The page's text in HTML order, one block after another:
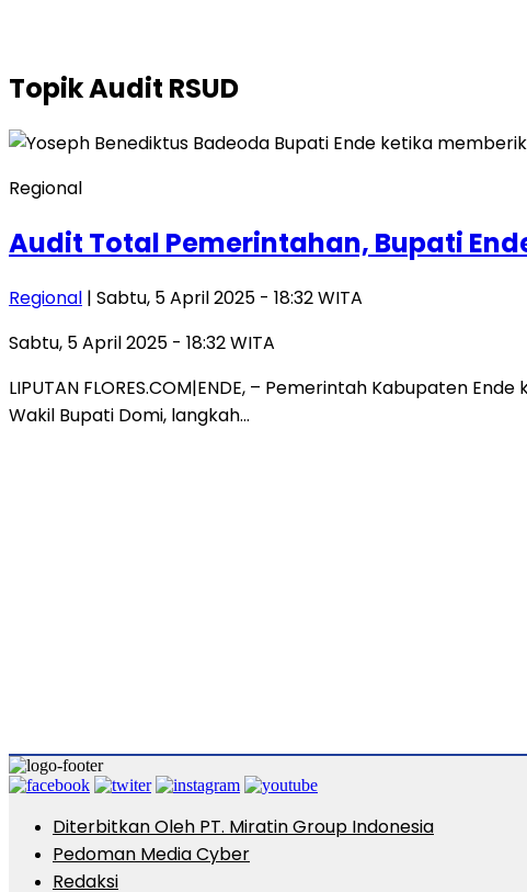
TopikAudit RSUD
Regional
Audit Total Pemerintahan, Bupati
Regional | Sabtu, 5 April 2025 - 18:32 WITA
Sabtu, 5 April 2025 - 18:32 WITA
LIPUTAN FLORES.COM|ENDE, – Pemerintah Kabupaten
Wakil Bupati Domi, langkah…
Diterbitkan Oleh PT. Miratin Group Indonesia
Pedoman Media Cyber
Redaksi